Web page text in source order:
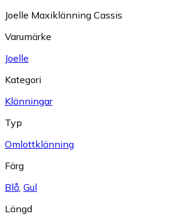
Joelle Maxiklänning Cassis
Varumärke
Joelle
Kategori
Klänningar
Typ
Omlottklänning
Färg
Blå Gul
Längd